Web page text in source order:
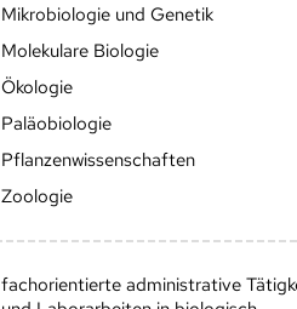
Mikrobiologie und Genetik
Molekulare Biologie
Ökologie
Paläobiologie
Pflanzenwissenschaften
Zoologie
fachorientierte administrative